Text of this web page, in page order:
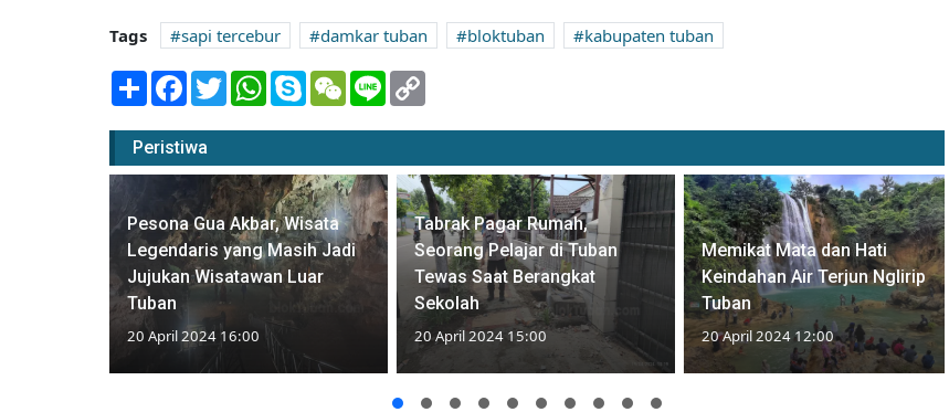
Tags sapi tercebur damkar tuban bloktuban
kabupaten tuban
Share Facebook
TwitterWhatsApp
SkypeWeChatLine
Peristiwa
Pesona Gua Akbar, Wisata
Legendaris yang Masih Jadi
Jujukan Wisatawan Luar
Tuban
20 April 2024 16:00
Tabrak Pagar Rumah,
Seorang Pelajar di Tuban
Tewas Saat Berangkat
Sekolah
20 April 2024 15:00
Memikat Mata dan Hati
Keindahan Air Terjun Nglirip
Tuban
20 April 2024 12:00